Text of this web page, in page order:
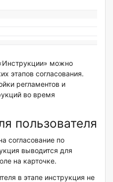
можно
этапов согласования.
регламентов и
во время
пользователя
согласование по
выводится для
на карточке.
в этапе инструкция не